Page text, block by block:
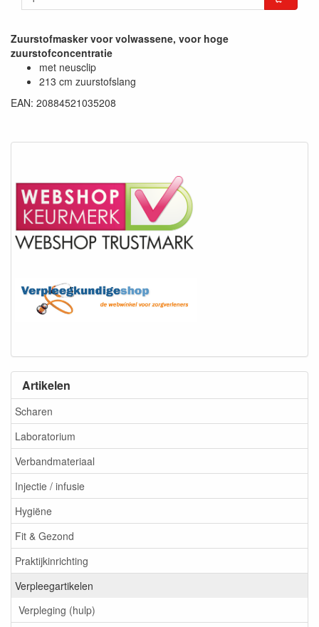
Artikelen
Scharen
Laboratorium
Verbandmateriaal
Injectie / infusie
Hygiëne
Fit & Gezond
Praktijkinrichting
Verpleegartikelen
Verpleging (hulp)
Zuurstofmasker voor volwassene, voor hoge
zuurstofconcentratie
met neusclip
213 cm zuurstofslang
EAN: 20884521035208